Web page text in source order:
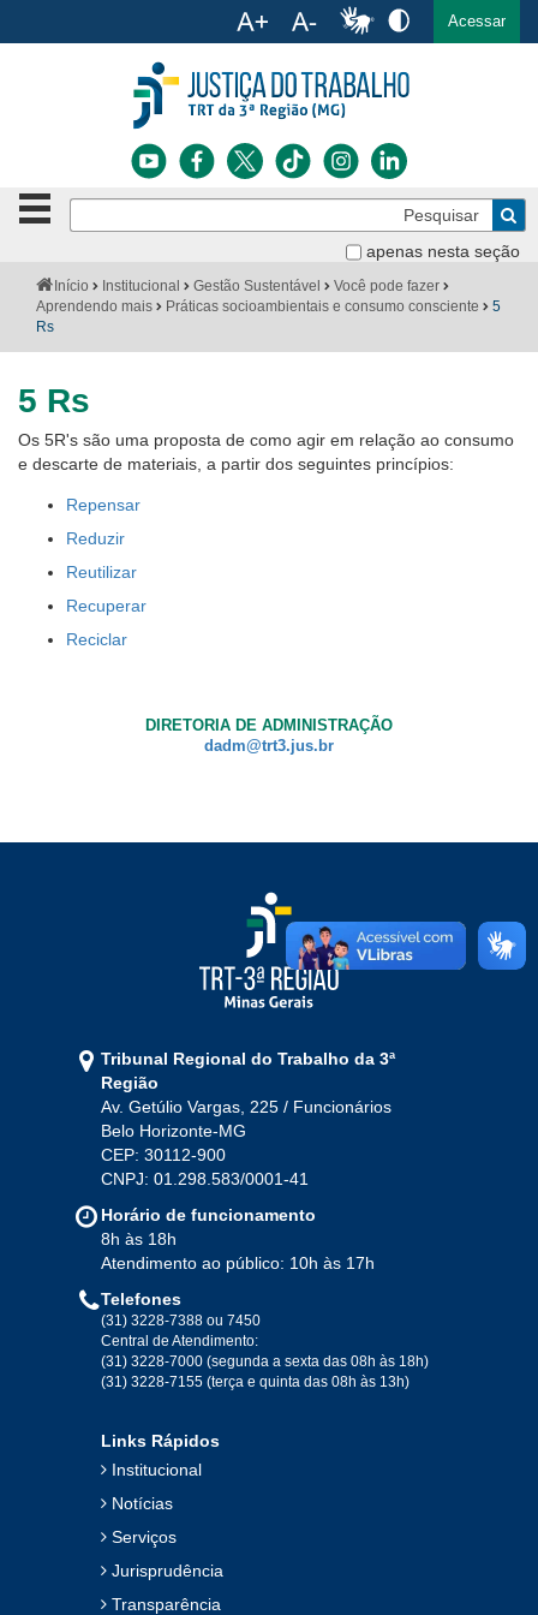
Ir para o menu Ir para a busca Ir para o rodapé
Acessar
apenas nesta seção
Botão
de
clique
para
fechar
o
menu
Notícias
Jurisprudência
Transparência
Ouvidoria
Contato
Você
está
aqui:
Início Institucional Gestão Sustentável
Você pode fazer
Aprendendo mais
Práticas socioambientais e consumo consciente
5
Rs
5 Rs
Os 5R's são uma proposta de como agir em relação ao consumo
e descarte de materiais, a partir dos seguintes princípios:
Repensar
Reduzir
Reutilizar
Recuperar
Reciclar
DIRETORIA DE ADMINISTRAÇÃO
dadm@trt3.jus.br
Tribunal Regional do Trabalho da 3ª
Região
Av. Getúlio Vargas, 225 / Funcionários
Belo Horizonte-MG
CEP: 30112-900
CNPJ: 01.298.583/0001-41
Horário de funcionamento
8h às 18h
Atendimento ao público: 10h às 17h
Telefones
(31) 3228-7388 ou 7450
Central de Atendimento:
(31) 3228-7000 (segunda a sexta das 08h às 18h)
(31) 3228-7155 (terça e quinta das 08h às 13h)
Links Rápidos
Institucional
Notícias
Serviços
Jurisprudência
Transparência